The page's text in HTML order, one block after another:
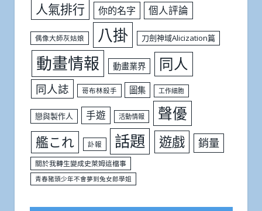
人氣排行 你的名字 個人評論
偶像大師灰姑娘 八掛 刀劍神域Alicization篇
動畫情報 動畫業界 同人
同人誌 哥布林殺手 圖集 工作細胞
戀與製作人 手遊 活動情報 聲優
艦これ 訃報 話題 遊戲 銷量
關於我轉生變成史萊姆這檔事
青春豬頭少年不會夢到兔女郎學姐